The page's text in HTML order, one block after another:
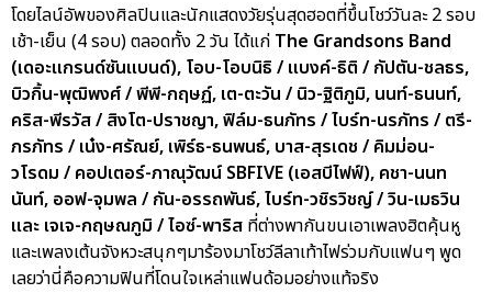
โดยไลน์อัพของศิลปินและนักแสดงวัยรุ่นสุดฮอตที่ขึ้นโชว์วันละ 2 รอบ
เช้า-เย็น (4 รอบ) ตลอดทั้ง 2 วัน ได้แก่ The Grandsons Band
(เดอะแกรนด์ซันแบนด์), โอบ-โอบนิธิ / แบงค์-ธิติ / กัปตัน-ชลธร,
บิวกิ้น-พุฒิพงศ์ / พีพี-กฤษฏ์, เต-ตะวัน / นิว-ฐิติภูมิ, นนท์-ธนนท์,
คริส-พีรวัส / สิงโต-ปราชญา, ฟิล์ม-ธนภัทร / ไบร์ท-นรภัทร / ตรี-
ภรภัทร / เน๋ง-ศรัณย์, เพิร์ธ-ธนพนธ์, บาส-สุรเดช / คิมม่อน-
วโรดม / คอปเตอร์-ภาณุวัฒน์ SBFIVE (เอสบีไฟฟ์), คชา-นนท
นันท์, ออฟ-จุมพล / กัน-อรรถพันธ์, ไบร์ท-วชิรวิชญ์ / วิน-เมธวิน
และ เจเจ-กฤษณภูมิ / ไอซ์-พาริส ที่ต่างพากันขนเอาเพลงฮิตคุ้นหู
และเพลงเต้นจังหวะสนุกๆมาร้องมาโชว์ลีลาเท้าไฟร่วมกับแฟนๆ พูด
เลยว่านี่คือความฟินที่โดนใจเหล่าแฟนด้อมอย่างแท้จริง